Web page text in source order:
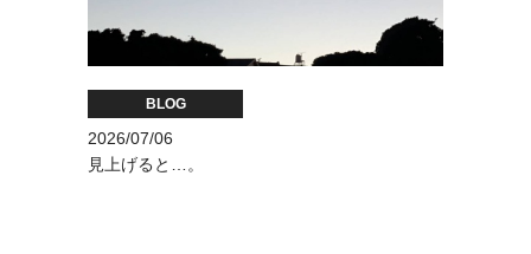
BLOG
2026/07/06
見上げると…。